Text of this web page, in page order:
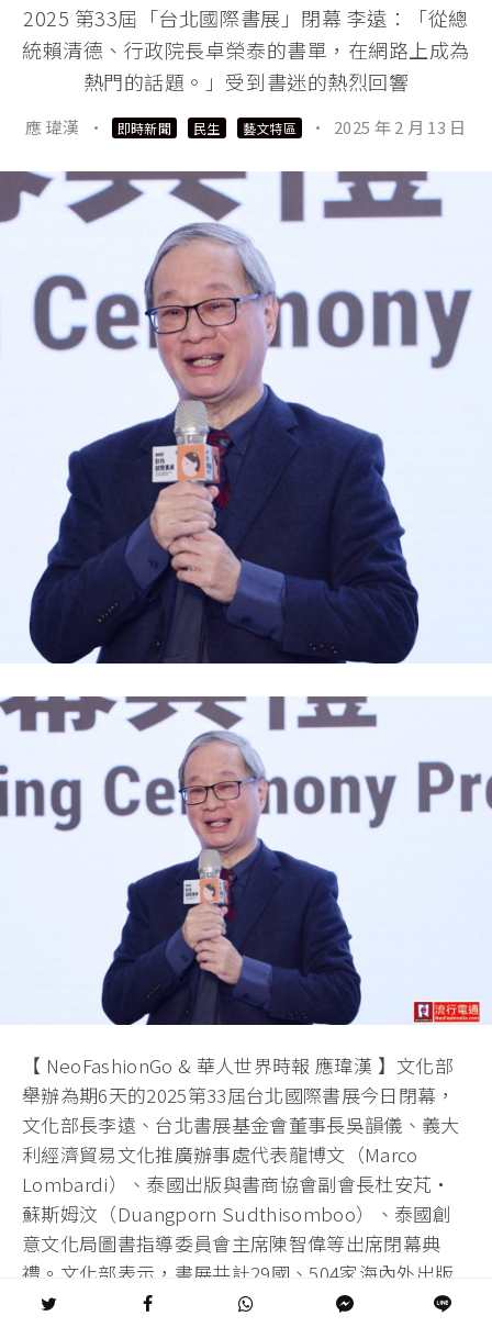
2025 第33屆「台北國際書展」閉幕 李遠：「從總
統賴清德、行政院長卓榮泰的書單，在網路上成為
熱門的話題。」受到書迷的熱烈回響
應 瑋漢 · 即時新聞 民生 藝文特區 · 2025 年 2 月 13 日
【 NeoFashionGo & 華人世界時報 應瑋漢 】文化部
舉辦為期6天的2025第33屆台北國際書展今日閉幕，
文化部長李遠、台北書展基金會董事長吳韻儀、義大
利經濟貿易文化推廣辦事處代表龍博文（Marco
Lombardi）、泰國出版與書商協會副會長杜安芃・
蘇斯姆汶（Duangporn Sudthisomboo）、泰國創
意文化局圖書指導委員會主席陳智偉等出席閉幕典
禮。文化部表示，書展共計29國、504家海內外出版
社參展，在文化幣使用年齡下修、門票抵用金助力